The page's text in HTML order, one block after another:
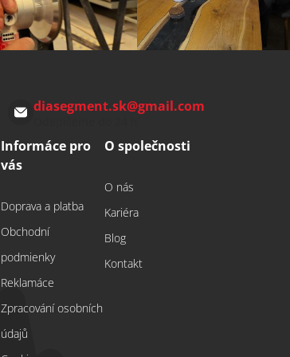
diasegment.sk@gmail.com
Informáce pro
vás
Doprava a platba
Obchodní
podmienky
Reklamáce
Zpracování osobních
údajů
O společnosti
O nás
Kariéra
Blog
Kontakt